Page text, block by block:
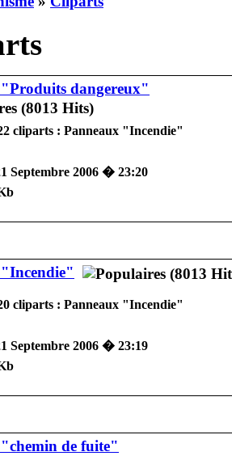
dangereux"
cliparts : Panneaux "Incendie"
Septembre 2006 � 23:20
cliparts : Panneaux "Incendie"
Septembre 2006 � 23:19
de fuite"